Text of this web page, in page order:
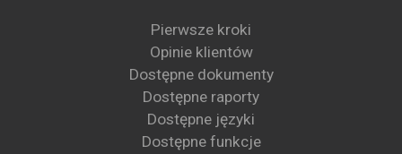
Pierwsze kroki
Opinie klientów
Dostępne dokumenty
Dostępne raporty
Dostępne języki
Dostępne funkcje